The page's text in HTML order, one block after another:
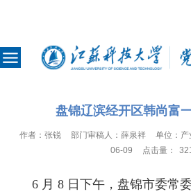
盘锦辽滨经开区韩尚富
作者： 张锐 部门审稿人： 薛泉祥 单位： 产
06-09
点击量： 321
6 月 8 日下午，盘锦市委常